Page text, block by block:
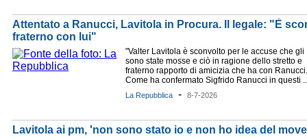
Attentato a Ranucci, Lavitola in Procura. Il legale: "È
fraterno con lui"
"Valter Lavitola è sconvolto per le accuse che gli
sono state mosse e ciò in ragione dello stretto e
fraterno rapporto di amicizia che ha con Ranucci.
Come ha confermato Sigfrido Ranucci in questi
La Repubblica - 8-7-2026
Lavitola ai pm, 'non sono stato io e non ho idea del